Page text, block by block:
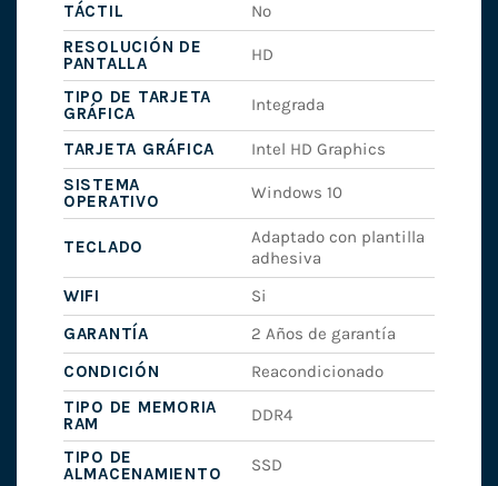
TÁCTIL
No
RESOLUCIÓN DE
PANTALLA
HD
TIPO DE TARJETA
GRÁFICA
Integrada
TARJETA GRÁFICA
Intel HD Graphics
SISTEMA
OPERATIVO
Windows 10
TECLADO
Adaptado con plantilla
adhesiva
WIFI
Si
GARANTÍA
2 Años de garantía
CONDICIÓN
Reacondicionado
TIPO DE MEMORIA
RAM
DDR4
TIPO DE
ALMACENAMIENTO
SSD